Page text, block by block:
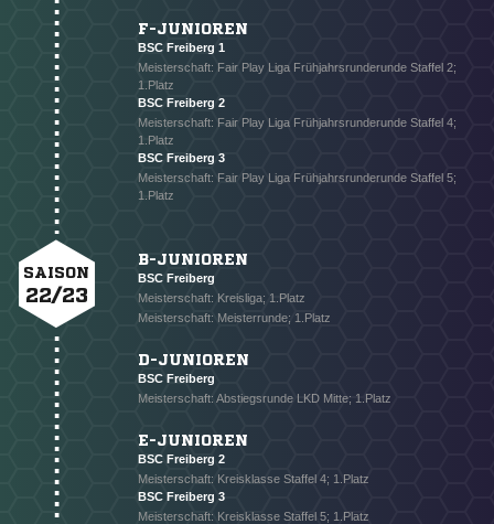
F-JUNIOREN
BSC Freiberg 1
Meisterschaft: Fair Play Liga Frühjahrsrunderunde Staffel 2;
1.Platz
BSC Freiberg 2
Meisterschaft: Fair Play Liga Frühjahrsrunderunde Staffel 4;
1.Platz
BSC Freiberg 3
Meisterschaft: Fair Play Liga Frühjahrsrunderunde Staffel 5;
1.Platz
SAISON
22/23
B-JUNIOREN
BSC Freiberg
Meisterschaft: Kreisliga; 1.Platz
Meisterschaft: Meisterrunde; 1.Platz
D-JUNIOREN
BSC Freiberg
Meisterschaft: Abstiegsrunde LKD Mitte; 1.Platz
E-JUNIOREN
BSC Freiberg 2
Meisterschaft: Kreisklasse Staffel 4; 1.Platz
BSC Freiberg 3
Meisterschaft: Kreisklasse Staffel 5; 1.Platz